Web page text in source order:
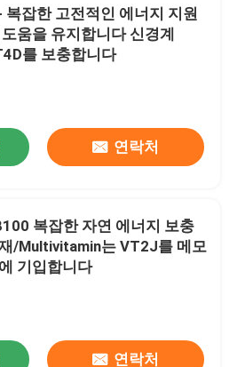
복잡한 고전적인 에너지 지원
움을 유지합니다 신경계
를 보충합니다
연락처
복잡한 자연 에너지 보충
/Multivitamin는 VT2J를 메모
기입합니다
연락처